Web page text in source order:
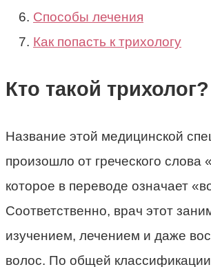
Способы лечения
Как попасть к трихологу
Кто такой трихолог?
Название этой медицинской
произошло от греческого слова
которое в переводе означает
Соответственно, врач этот
изучением, лечением и даже
волос. По общей классификации